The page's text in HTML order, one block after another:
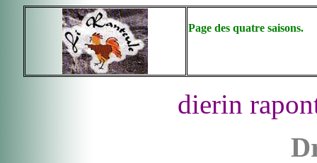
Page des quatre saisons.
dierin